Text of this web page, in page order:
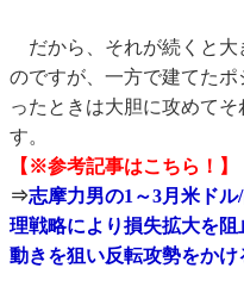
だから、それが続くと大
のですが、一方で建てた
ったときは大胆に攻めて
す。
【※参考記事はこちら！】
⇒志摩力男の1～3月米ド
理戦略により損失拡大を
動きを狙い反転攻勢をかけ